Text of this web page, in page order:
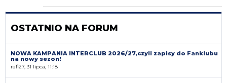
OSTATNIO NA FORUM
NOWA KAMPANIA INTERCLUB 2026/27,czyli zapisy do Fanklubu
na nowy sezon!
rafi27, 31 lipca, 11:18